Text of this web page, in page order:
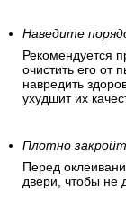
Наведите
Рекомендуется
очистить его от
навредить
ухудшит их
Плотно
Перед
двери, чтобы не